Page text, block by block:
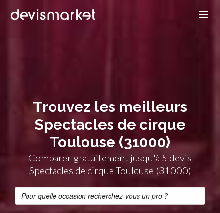
Trouvez les meilleurs
Spectacles de cirque
Toulouse (31000)
Comparer gratuitement jusqu'à 5 devis
Spectacles de cirque Toulouse (31000)